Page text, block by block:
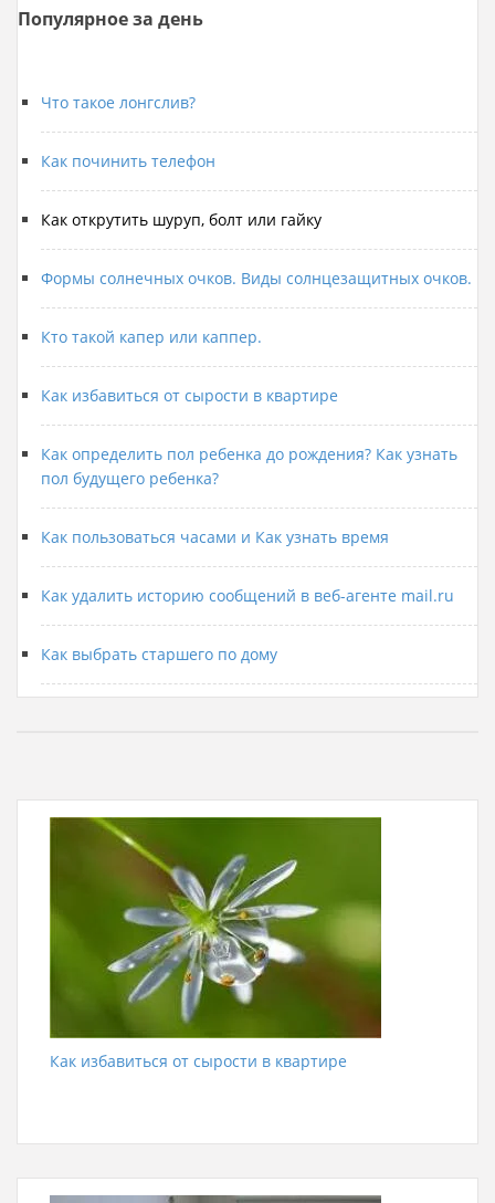
Популярное за день
Что такое лонгслив?
Как починить телефон
Как открутить шуруп, болт или гайку
Формы солнечных очков. Виды солнцезащитных очков.
Кто такой капер или каппер.
Как избавиться от сырости в квартире
Как определить пол ребенка до рождения? Как узнать
пол будущего ребенка?
Как пользоваться часами и Как узнать время
Как удалить историю сообщений в веб-агенте mail.ru
Как выбрать старшего по дому
Как избавиться от сырости в квартире